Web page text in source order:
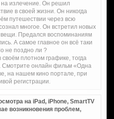
излечение. Он решил
в своей жизни. Он никогда
путешествии через всю
многое. Он встретил новых
Предался воспоминаниям
А самое главное он всё таки
не поздно ли ?
плотном графике, тогда
Смотрите онлайн фильм «Одна
на нашем кино портале, при
регистрации.
на iPad, iPhone, SmartTV
возникновения проблем,